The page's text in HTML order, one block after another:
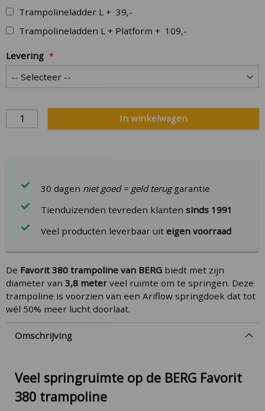
Trampolineladder L + 39,-
Trampolineladden L + Platform + 109,-
Levering
In winkelwagen
30 dagen niet goed = geld teruggarantie
Tienduizenden tevreden klantensinds 1991
Veel producten leverbaar uiteigen voorraad
De Favorit 380 trampoline van BERG biedt met zijn
diameter van 3,8 meter veel ruimte om te springen. Deze
trampoline is voorzien van een Ariflow springdoek dat tot
wél 50% meer lucht doorlaat.
Omschrijving
Veel springruimte op de BERG Favorit
380 trampoline